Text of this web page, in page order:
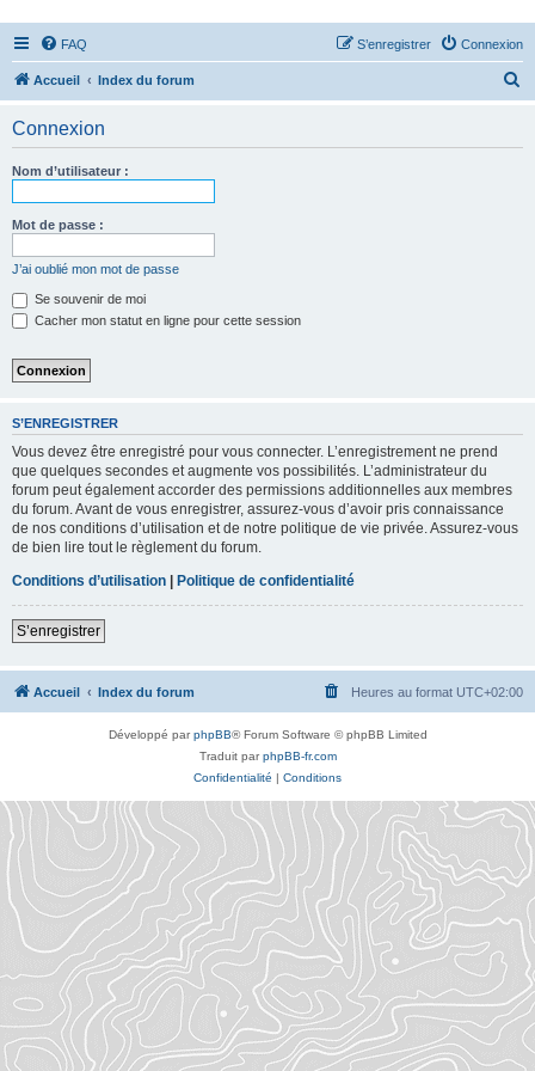
FAQ Connexion
S’enregistrer
Accueil Index du forum
Connexion
Nom d’utilisateur :
Mot de passe :
J’ai oublié mon mot de passe
Se souvenir de moi
Cacher mon statut en ligne pour cette session
S’ENREGISTRER
Vous devez être enregistré pour vous connecter. L’enregistrement ne prend
que quelques secondes et augmente vos possibilités. L’administrateur du
forum peut également accorder des permissions additionnelles aux membres
du forum. Avant de vous enregistrer, assurez-vous d’avoir pris connaissance
de nos conditions d’utilisation et de notre politique de vie privée. Assurez-vous
de bien lire tout le règlement du forum.
Conditions d’utilisation | Politique de confidentialité
S’enregistrer
Accueil Index du forum Heures au format UTC+02:00
Développé parphpBB® Forum Software © phpBB Limited
Traduit parphpBB-fr.com
Confidentialité | Conditions